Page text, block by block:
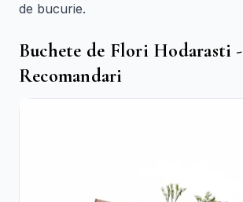
de bucurie.
Buchete de Flori Hodarasti -
Recomandari